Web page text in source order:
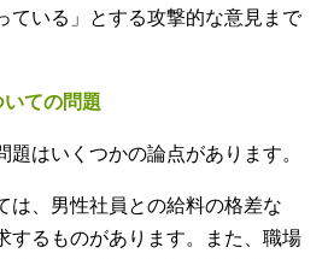
ている」とする攻撃的な意見まで
ての問題
はいくつかの論点があります。
は、男性社員との給料の格差な
するものがあります。また、職場